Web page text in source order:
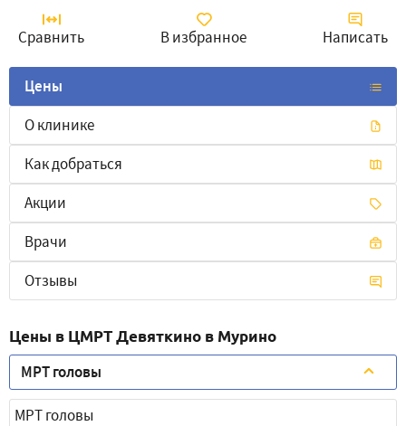
Сравнить В избранное Написать
Цены
О клинике
Как добраться
Акции
Врачи
Отзывы
Цены в ЦМРТ Девяткино в Мурино
МРТ головы
МРТ головы